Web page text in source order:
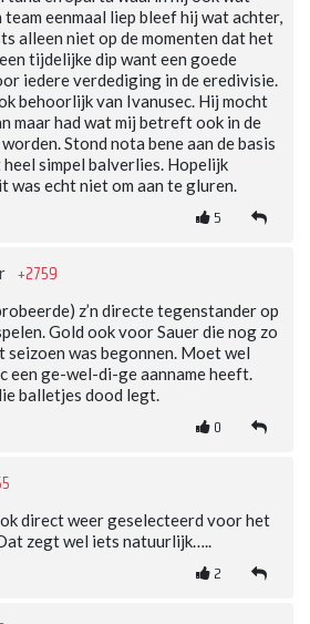
eenmaal liep bleef hij wat achter,
alleen niet op de momenten dat het
tijdelijke dip want een goede
iedere verdediging in de eredivisie.
behoorlijk van Ivanusec. Hij mocht
maar had wat mij betreft ook in de
Stond nota bene aan de basis
simpel balverlies. Hopelijk
was echt niet om aan te gluren.
5
+2759
z’n directe tegenstander op
Gold ook voor Sauer die nog zo
seizoen was begonnen. Moet wel
een ge-wel-di-ge aanname heeft.
balletjes dood legt.
0
direct weer geselecteerd voor het
zegt wel iets natuurlijk…..
2